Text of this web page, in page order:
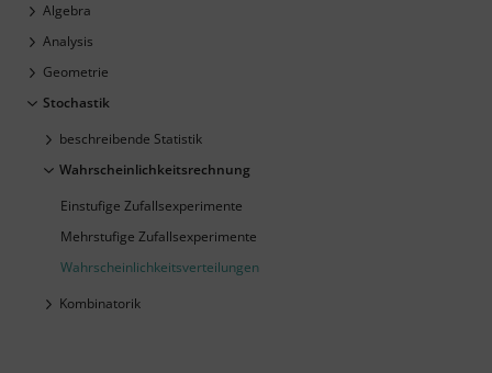
Algebra
Analysis
Geometrie
Stochastik
beschreibende Statistik
Wahrscheinlichkeitsrechnung
Einstufige Zufallsexperimente
Mehrstufige Zufallsexperimente
Wahrscheinlichkeitsverteilungen
Kombinatorik